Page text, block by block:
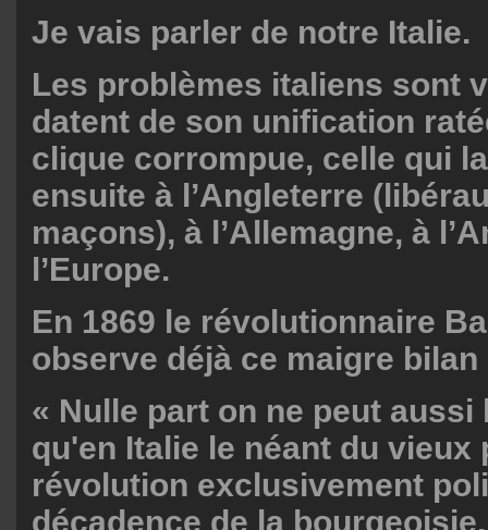
Je vais parler de notre Italie.
Les problèmes italiens sont
datent de son unification
clique corrompue, celle qui
ensuite à l’Angleterre
maçons), à l’Allemagne, à
l’Europe.
En 1869 le révolutionnaire
observe déjà ce maigre bilan
« Nulle part on ne peut aussi
qu'en Italie le néant du vieux
révolution exclusivement
décadence de la